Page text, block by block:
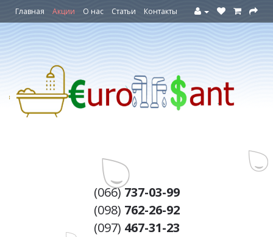
Главная Акции О нас Статьи Контакты
(066)737-03-99
(098) 762-26-92
(097) 467-31-23